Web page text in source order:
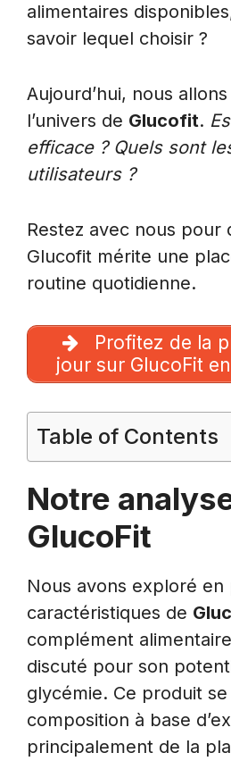
alimentaires
savoir lequel choisir ?
Aujourd’hui, nous
l’univers de Glucofit.
efficace ? Quels sont
utilisateurs ?
Restez avec nous pour
Glucofit mérite une
routine quotidienne.
Profitez de la
jour sur GlucoFit
Table of Contents
Notre
GlucoFit
Nous avons exploré
caractéristiques de
complément
discuté pour son
glycémie. Ce produit
composition à base
principalement de la